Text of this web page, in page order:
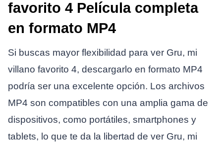
favorito 4 Película completa
en formato MP4
Si buscas mayor flexibilidad para ver Gru, mi
villano favorito 4, descargarlo en formato MP4
podría ser una excelente opción. Los archivos
MP4 son compatibles con una amplia gama de
dispositivos, como portátiles, smartphones y
tablets, lo que te da la libertad de ver Gru, mi